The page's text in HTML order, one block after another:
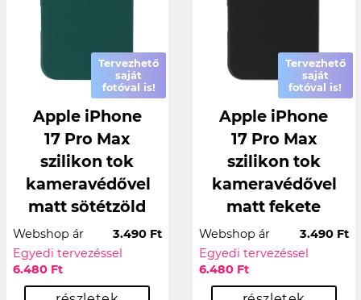
Tervezhető
saját
fotóval is!
Apple iPhone
17 Pro Max
szilikon tok
kameravédővel
matt sötétzöld
Webshop ár
3.490 Ft
Egyedi tervezéssel
6.480 Ft
Tervezhető
saját
fotóval is!
Apple iPhone
17 Pro Max
szilikon tok
kameravédővel
matt fekete
Webshop ár
3.490 Ft
Egyedi tervezéssel
6.480 Ft